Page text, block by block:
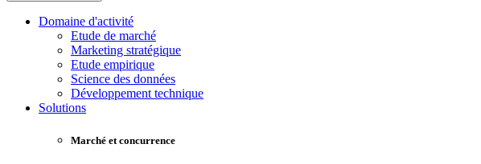
Domaine d'activité
Etude de marché
Marketing stratégique
Etude empirique
Science des données
Développement technique
Solutions
Marché et concurrence